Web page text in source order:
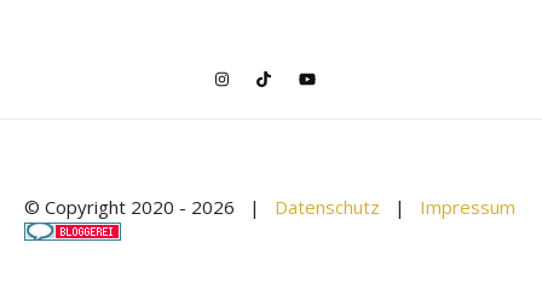
© Copyright 2020 - 2026 | Datenschutz | Impressum